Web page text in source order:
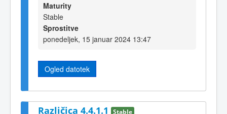
Maturity
Stable
Sprostitve
ponedeljek, 15 januar 2024 13:47
Ogled datotek
Različica 4.4.1.1 Stable